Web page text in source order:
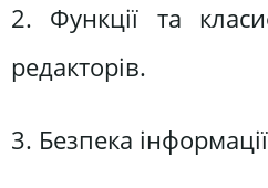
2. Функції та
редакторів.
3. Безпека інформації,